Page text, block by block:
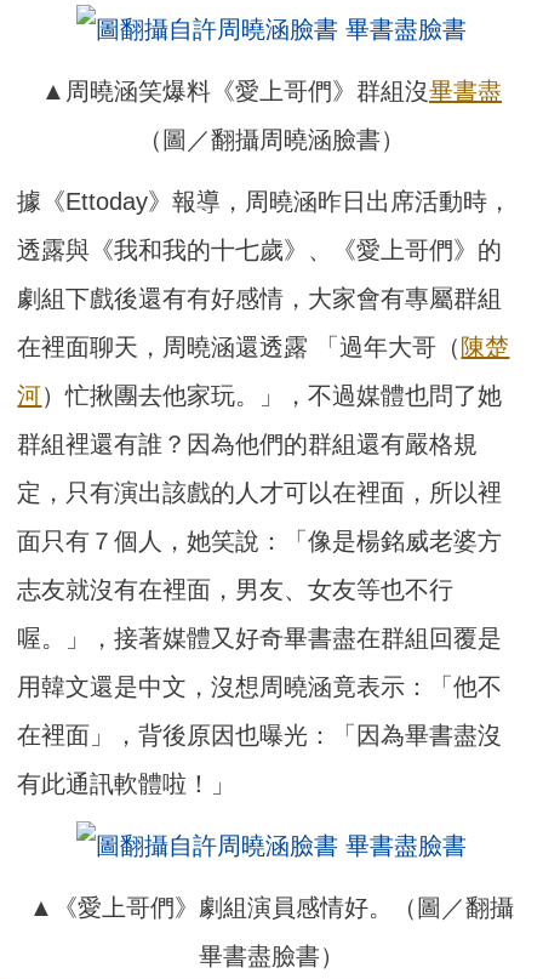
▲周曉涵笑爆料《愛上哥們》群組沒畢書盡
（圖／翻攝周曉涵臉書）
據《Ettoday》報導，周曉涵昨日出席活動時，
透露與《我和我的十七歲》、《愛上哥們》的
劇組下戲後還有有好感情，大家會有專屬群組
在裡面聊天，周曉涵還透露 「過年大哥（ 陳楚
河）忙揪團去他家玩。」，不過媒體也問了她
群組裡還有誰？因為他們的群組還有嚴格規
定，只有演出該戲的人才可以在裡面，所以裡
面只有７個人，她笑說：「像是楊銘威老婆方
志友就沒有在裡面，男友、女友等也不行
喔。」，接著媒體又好奇畢書盡在群組回覆是
用韓文還是中文，沒想周曉涵竟表示：「他不
在裡面」，背後原因也曝光：「因為畢書盡沒
有此通訊軟體啦！」
▲《愛上哥們》劇組演員感情好。（圖／翻攝
畢書盡臉書）